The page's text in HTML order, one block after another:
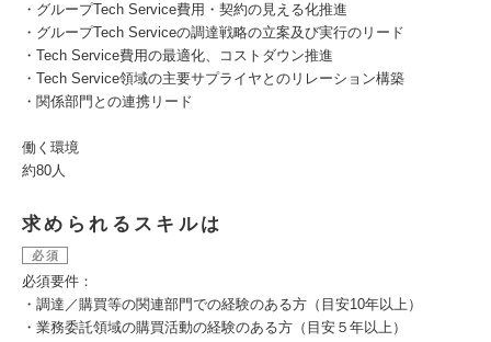
・グループTech Service費用・契約の見える化推進
・グループTech Serviceの調達戦略の立案及び実行のリード
・Tech Service費用の最適化、コストダウン推進
・Tech Service領域の主要サプライヤとのリレーション構築
・関係部門との連携リード
働く環境
約80人
求められるスキルは
必須
必須要件：
・調達／購買等の関連部門での経験のある方（目安10年以上）
・業務委託領域の購買活動の経験のある方（目安５年以上）